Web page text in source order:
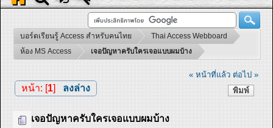
บอร์ดเรียนรู้ Access สำหรับคนไทย
Thai Access Webboard
ห้อง MS Access
เจอปัญหาครับใครเจอแบบผมบ้าง
« หน้าที่แล้ว ต่อไป »
พิมพ์
หน้า: [1] ลงล่าง
เจอปัญหาครับใครเจอแบบผมบ้าง